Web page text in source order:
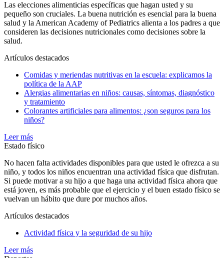
Las elecciones alimenticias específicas que hagan usted y su
pequeño son cruciales. La buena nutrición es esencial para la buena
salud y la American Academy of Pediatrics alienta a los padres a que
consideren las decisiones nutricionales como decisiones sobre la
salud.
Artículos destacados
Comidas y meriendas nutritivas en la escuela: explicamos la
política de la AAP
Alergias alimentarias en niños: causas, síntomas, diagnóstico
y tratamiento
Colorantes artificiales para alimentos: ¿son seguros para los
niños?
Leer más
Estado físico
No hacen falta actividades disponibles para que usted le ofrezca a su
niño, y todos los niños encuentran una actividad física que disfrutan.
Si puede motivar a su hijo a que haga una actividad física ahora que
está joven, es más probable que el ejercicio y el buen estado físico se
vuelvan un hábito que dure por muchos años.
Artículos destacados
Actividad física y la seguridad de su hijo
Leer más